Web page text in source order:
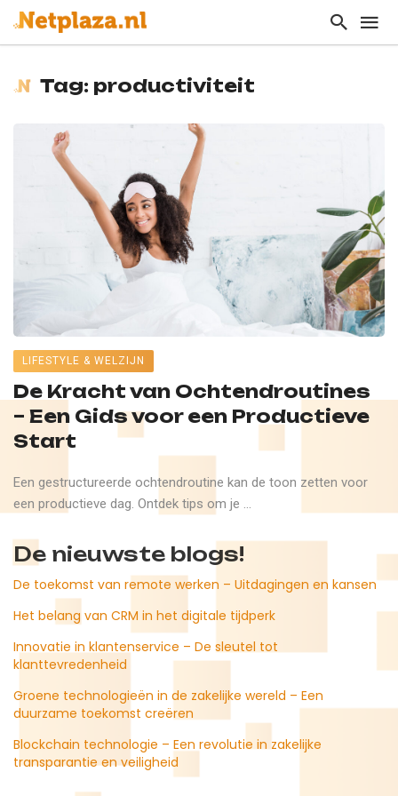
Tag: productiviteit
LIFESTYLE & WELZIJN
De Kracht van Ochtendroutines
– Een Gids voor een Productieve
Start
Een gestructureerde ochtendroutine kan de toon zetten voor
een productieve dag. Ontdek tips om je ...
De nieuwste blogs!
De toekomst van remote werken – Uitdagingen en kansen
Het belang van CRM in het digitale tijdperk
Innovatie in klantenservice – De sleutel tot
klanttevredenheid
Groene technologieën in de zakelijke wereld – Een
duurzame toekomst creëren
Blockchain technologie – Een revolutie in zakelijke
transparantie en veiligheid